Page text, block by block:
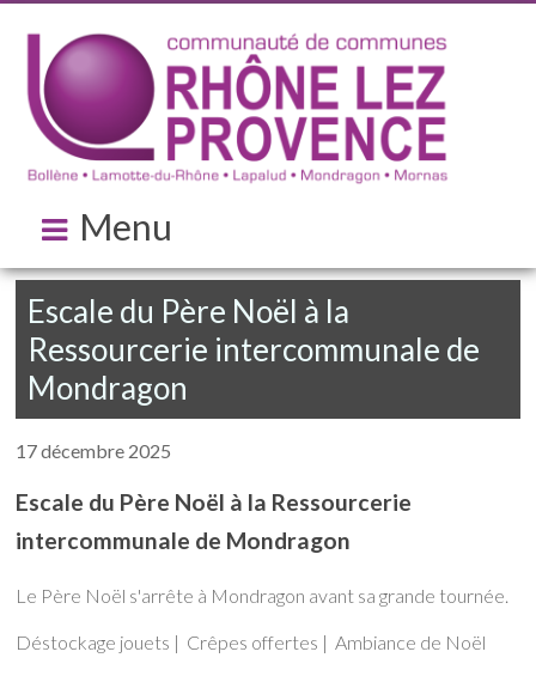
Menu
Escale du Père Noël à la
Ressourcerie intercommunale de
Mondragon
17 décembre 2025
Escale du Père Noël à la Ressourcerie
intercommunale de Mondragon
Le Père Noël s'arrête à Mondragon avant sa grande tournée.
Déstockage jouets | Crêpes offertes | Ambiance de Noël